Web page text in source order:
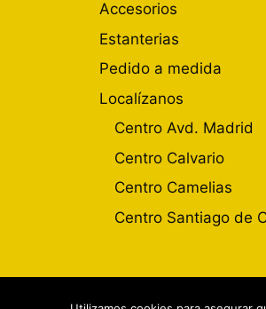
Accesorios
Estanterias
Pedido a medida
Localízanos
Centro Avd. Madrid
Centro Calvario
Centro Camelias
Centro Santiago de